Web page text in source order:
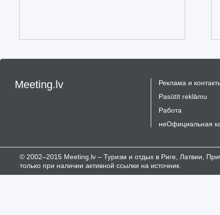
Meeting.lv
Реклама и
Pasūtīt reklāmu
Работа
неОфициальная
© 2002–2015 Meeting.lv – Туризм и отдых в Риге, Латвии,
только при наличии активной ссылки на источник.